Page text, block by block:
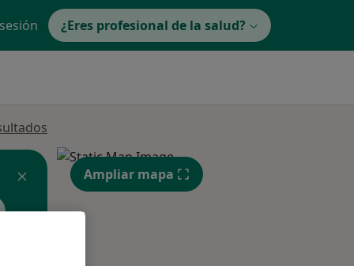
¿Eres profesional de la salud?
Ampliar mapa